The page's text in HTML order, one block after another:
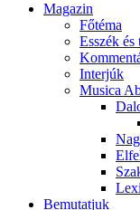
Magazin
Főtéma
Esszék
Interjúk
Musica
Bemutatjuk